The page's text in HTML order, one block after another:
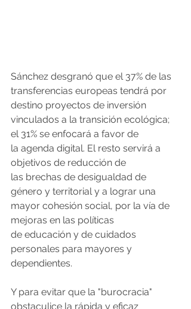
Sánchez desgranó que el 37% de las
transferencias europeas tendrá por
destino proyectos de inversión
vinculados a la transición ecológica;
el 31% se enfocará a favor de
la agenda digital. El resto servirá a
objetivos de reducción de
las brechas de desigualdad de
género y territorial y a lograr una
mayor cohesión social, por la vía de
mejoras en las políticas
de educación y de cuidados
personales para mayores y
dependientes.
Y para evitar que la "burocracia"
obstaculice la rápida y eficaz